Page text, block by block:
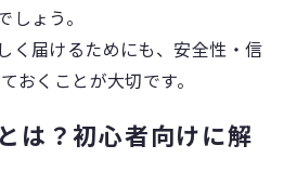
ょう。
く届けるためにも、安全性・信
おくことが大切です。
は？初心者向けに解